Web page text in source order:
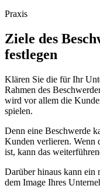
Praxis
Ziele des
festlegen
Klären Sie die für Ihr
Rahmen des
wird vor allem die
spielen.
Denn eine Beschwerde
Kunden verlieren. Wenn
ist, kann das
Darüber hinaus kann ein
dem Image Ihres